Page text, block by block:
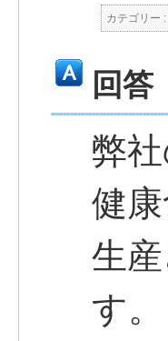
カテゴリー :
回答
弊
健
生
す。